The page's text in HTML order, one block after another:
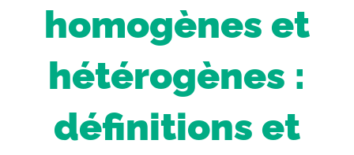
homogènes et
hétérogènes :
définitions et